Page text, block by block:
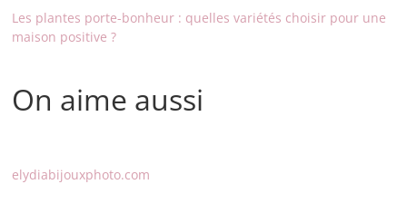
Les plantes porte-bonheur : quelles variétés choisir pour une
maison positive ?
On aime aussi
elydiabijouxphoto.com